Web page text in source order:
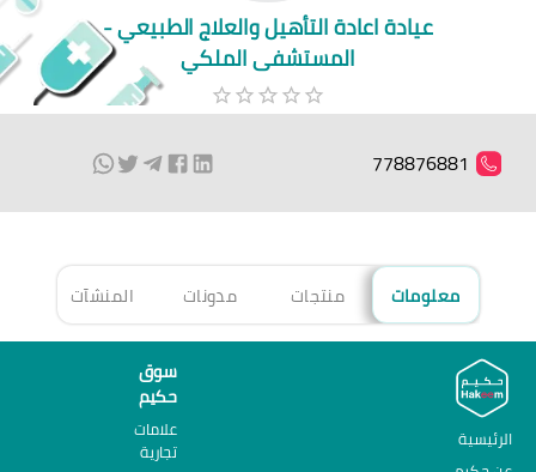
عيادة اعادة التأهيل والعلاج الطبيعي -
المستشفى الملكي
778876881
معلومات منتجات مدونات المنشآت
الرئيسية
سوق
حكيم
علامات
تجارية